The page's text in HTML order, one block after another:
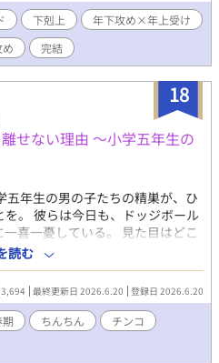
委員が来て手や口で慰めてくれる
驚き戸惑うも、ウブで潔癖な心
だけどひたすらアリスティドを
散々開発されてしまい、彼なし
。 生真面目なアリスティドはそ
た自分をそんな風に変えてしま
抱く。 一体なぜゲオルグは奉仕
して自分をこんな目に合わせた
も彼の下で喘ぎ身悶えながらま
すらえっちなお話です。 ■こん
るハピエンになります。 ムーン
ています。
下剋上
年下攻め×年上受け
完結
18
せない理由 ～小学五年生の
五年生の男の子たちの精巣が、ひ
。 彼らは今日も、ドッジボール
喜一憂している。 見た目はどこ
けれど、その股間では確かに、
めている。 本人たちはまるで気
う手遅れ。 可愛らしかったちんち
陰茎へと変わり果てている。 こ
変化」の始まりを、あなたと一
男性ホルモンにここまで執着す
読む
最終更新日 2026.6.20 登録日 2026.6.20
ちんちん
チンコ